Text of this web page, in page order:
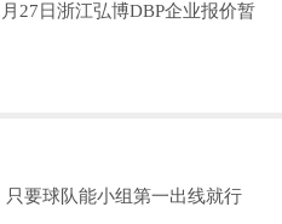
27日浙江弘博DBP企业报价暂
要球队能小组第一出线就行